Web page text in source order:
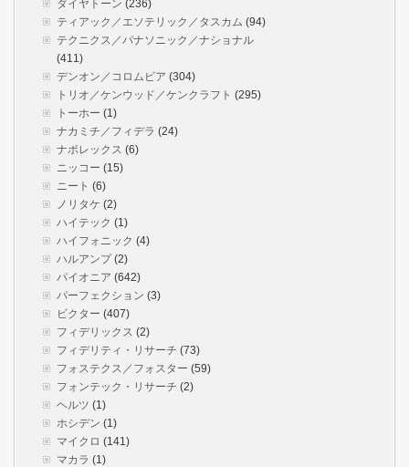
ダイヤトーン (236)
ティアック／エソテリック／タスカム (94)
テクニクス／パナソニック／ナショナル
(411)
デンオン／コロムビア (304)
トリオ／ケンウッド／ケンクラフト (295)
トーホー (1)
ナカミチ／フィデラ (24)
ナポレックス (6)
ニッコー (15)
ニート (6)
ノリタケ (2)
ハイテック (1)
ハイフォニック (4)
ハルアンプ(2)
パイオニア (642)
パーフェクション (3)
ビクター (407)
フィデリックス (2)
フィデリティ・リサーチ (73)
フォステクス／フォスター (59)
フォンテック・リサーチ (2)
ヘルツ (1)
ホシデン (1)
マイクロ (141)
マカラ (1)